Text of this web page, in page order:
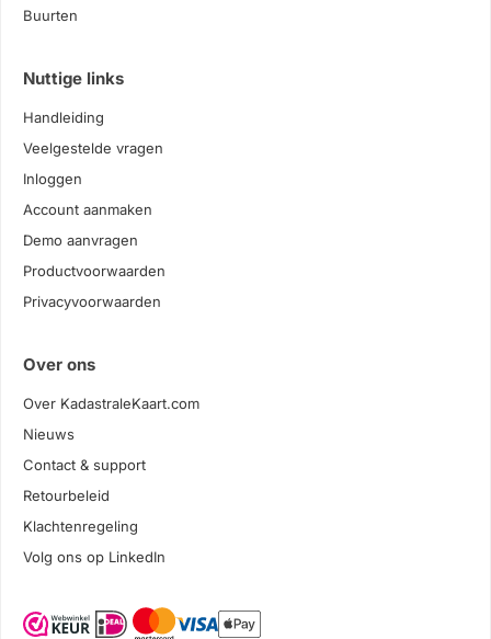
Buurten
Nuttige links
Handleiding
Veelgestelde vragen
Inloggen
Account aanmaken
Demo aanvragen
Productvoorwaarden
Privacyvoorwaarden
Over ons
Over KadastraleKaart.com
Nieuws
Contact & support
Retourbeleid
Klachtenregeling
Volg ons op LinkedIn